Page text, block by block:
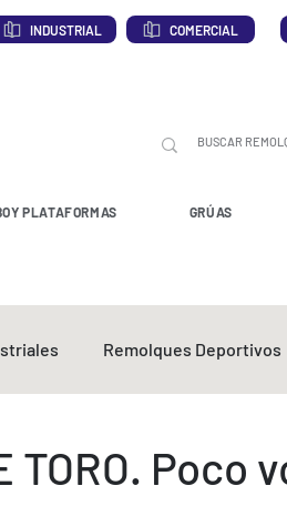
INDUSTRIAL COMERCIAL
PLATAFORMAS GRÚAS
Remolques Deportivos
TORO. Poco